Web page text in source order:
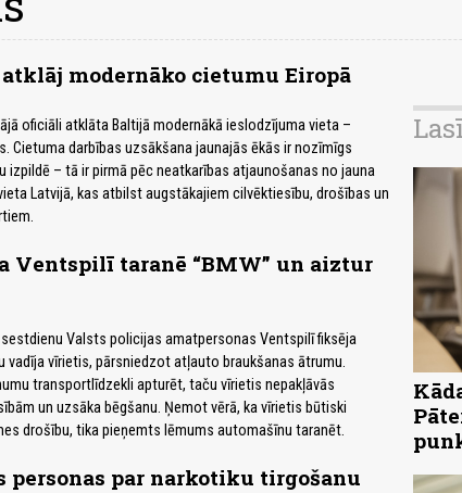
modernāko cietumu Eiropā
oficiāli atklāta Baltijā modernākā ieslodzījuma vieta –
Cietuma darbības uzsākšana jaunajās ēkās ir nozīmīgs
izpildē – tā ir pirmā pēc neatkarības atjaunošanas no jauna
Latvijā, kas atbilst augstākajiem cilvēktiesību, drošības un
Ventspilī taranē “BMW” un aiztur
Valsts policijas amatpersonas Ventspilī fiksēja
vadīja vīrietis, pārsniedzot atļauto braukšanas ātrumu.
transportlīdzekli apturēt, taču vīrietis nepakļāvās
un uzsāka bēgšanu. Ņemot vērā, ka vīrietis būtiski
drošību, tika pieņemts lēmums automašīnu taranēt.
par narkotiku tirgošanu